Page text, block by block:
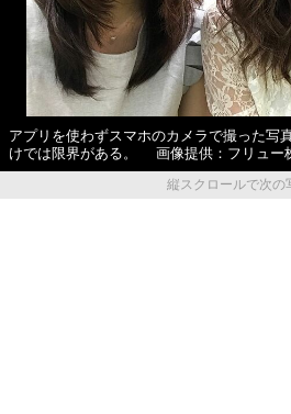
アプリを使わずスマホのカメラで撮った写
けでは限界がある。 画像提供：フリュー
縦スクロールで次の